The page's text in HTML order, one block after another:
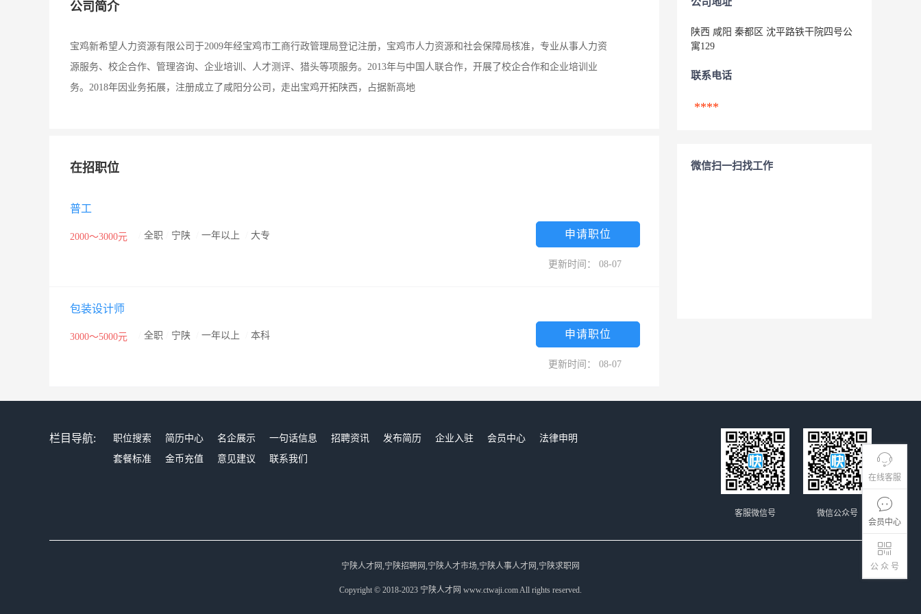
在线客服
会员中心
公 众 号
公司简介
宝鸡新希望人力资源有限公司于2009年经宝鸡市工商行政管理局登记注册，宝鸡市人力资源和社会保障局核准，专业从事人力资
源服务、校企合作、管理咨询、企业培训、人才测评、猎头等项服务。2013年与中国人联合作，开展了校企合作和企业培训业
务。2018年因业务拓展，注册成立了咸阳分公司，走出宝鸡开拓陕西，占据新高地
在招职位
普工
2000～3000元 全职 宁陕 一年以上 大专 申请职位
更新时间： 08-07
包装设计师
3000～5000元 全职 宁陕 一年以上 本科 申请职位
更新时间： 08-07
陕西 咸阳 秦都区 沈平路铁干院四号公
寓129
联系电话
****
微信扫一扫找工作
栏目导航: 职位搜索 简历中心 名企展示 一句话信息 招聘资讯 发布简历 企业入驻 会员中心
法律申明
套餐标准
金币充值 意见建议 联系我们
微信公众号
客服微信号
宁陕人才网,宁陕招聘网,宁陕人才市场,宁陕人事人才网,宁陕求职网
Copyright © 2018-2023 宁陕人才网 www.ctwaji.com All rights reserved.